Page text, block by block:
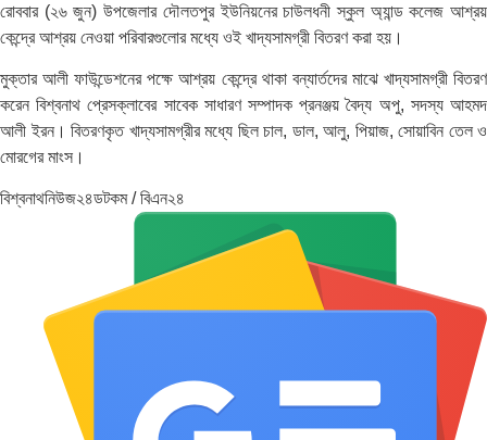
রোববার (২৬ জুন) উপজেলার দৌলতপুর ইউনিয়নের চাউলধনী স্কুল অ্যান্ড কলেজ আশ্রয়
কেন্দ্রে আশ্রয় নেওয়া পরিবারগুলোর মধ্যে ওই খাদ্যসামগ্রী বিতরণ করা হয়।
মুক্তার আলী ফাউন্ডেশনের পক্ষে আশ্রয় কেন্দ্রে থাকা বন্যার্তদের মাঝে খাদ্যসামগ্রী বিতরণ
করেন বিশ্বনাথ প্রেসক্লাবের সাবেক সাধারণ সম্পাদক প্রনঞ্জয় বৈদ্য অপু, সদস্য আহমদ
আলী ইরন। বিতরণকৃত খাদ্যসামগ্রীর মধ্যে ছিল চাল, ডাল, আলু, পিয়াজ, সোয়াবিন তেল ও
মোরগের মাংস।
বিশ্বনাথনিউজ২৪ডটকম / বিএন২৪